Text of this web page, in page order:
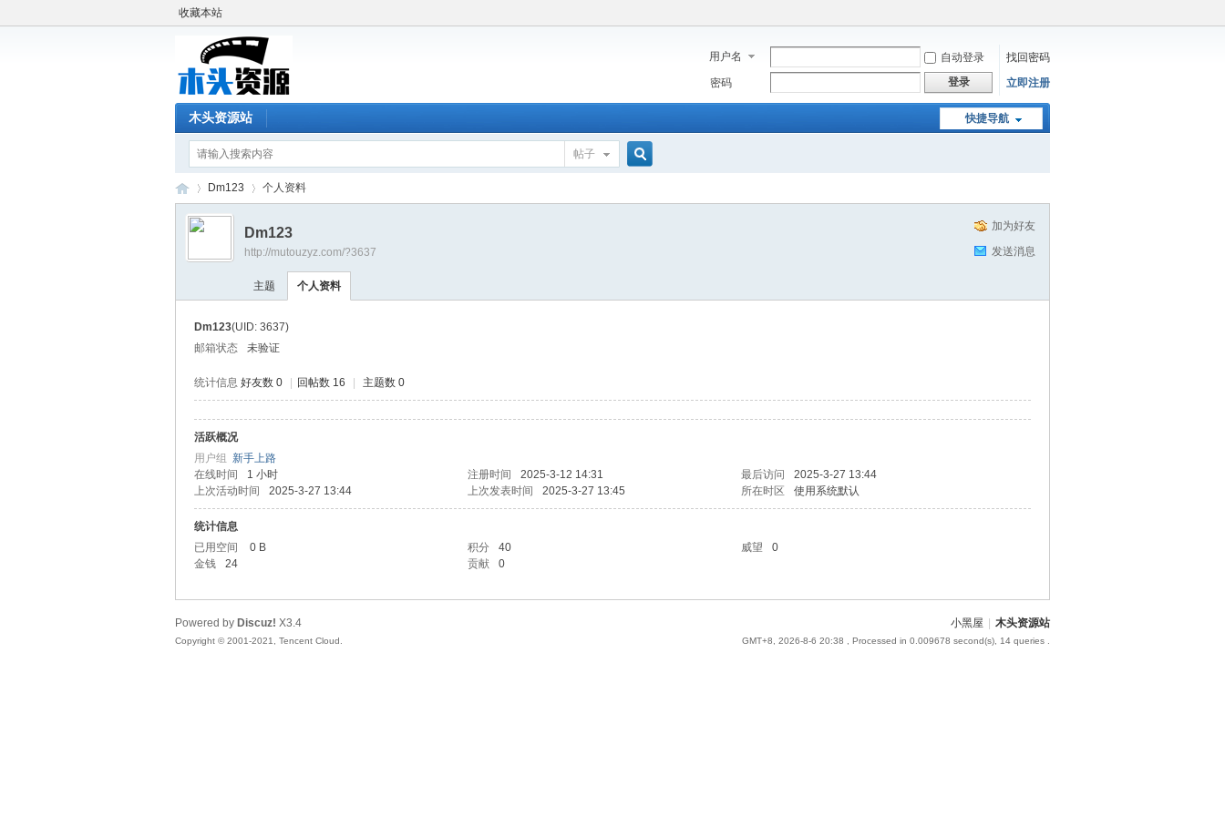
收藏本站
用户名 自动登录
找回密码
密码
登录 立即注册
快捷导航
木头资源站
帖子
资
›
Dm123 个人资料
加为好友
发送消息
Dm123
http://mutouzyz.com/?3637
主题 个人资料
Dm123(UID: 3637)
邮箱状态
未验证
统计信息 好友数 0 回帖数 16 主题数 0
活跃概况
用户组 新手上路
在线时间
1 小时 注册时间 2025-3-12 14:31 最后访问
2025-3-27 13:44
上次活动时间
2025-3-27 13:44 上次发表时间 2025-3-27 13:45 所在时区 使用系统默认
统计信息
已用空间
0 B 积分 40 威望
0
金钱
24 贡献 0
小黑屋 木头资源站
GMT+8, 2026-8-6 20:38 , Processed in 0.009678 second(s), 14 queries .
Powered by Discuz! X3.4
Copyright © 2001-2021, Tencent Cloud.